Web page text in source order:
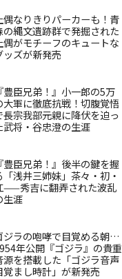
偶なりきりパーカーも！青
の縄文遺跡群で発掘された
偶がモチーフのキュートな
ッズが新発売
『豊臣兄弟！』小一郎の5万
大軍に徹底抗戦！切腹覚悟
長宗我部元親に降伏を迫っ
武将・谷忠澄の生涯
『豊臣兄弟！』後半の鍵を握
「浅井三姉妹」茶々・初・
——秀吉に翻弄された波乱
生涯
ジラの咆哮で目覚める朝…
年公開『ゴジラ』の貴重
源を搭載した「ゴジラ音声
覚まし時計」が新発売